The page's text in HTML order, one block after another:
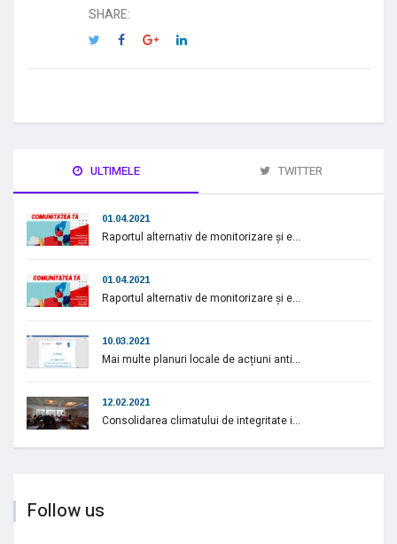
SHARE:
ULTIMELE TWITTER
01.04.2021
Raportul alternativ de monitorizare și e...
01.04.2021
Raportul alternativ de monitorizare și e...
10.03.2021
Mai multe planuri locale de acțiuni anti...
12.02.2021
Consolidarea climatului de integritate i...
Follow us